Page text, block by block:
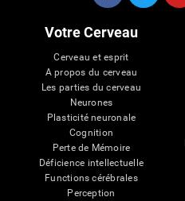
Votre Cerveau
Cerveau et esprit
A propos du cerveau
Les parties du cerveau
Neurones
Plasticité neuronale
Cognition
Perte de Mémoire
Déficience intellectuelle
Functions cérébrales
Perception